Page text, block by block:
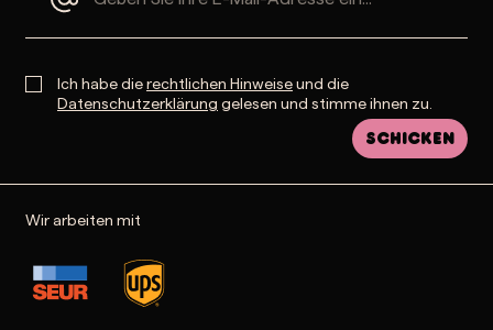
Ich habe dierechtlichen Hinweiseund die
Datenschutzerklärung gelesen und stimme ihnen zu.
Schicken
Wir arbeiten mit